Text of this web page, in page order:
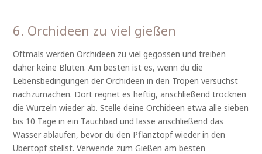
6. Orchideen zu viel gießen
Oftmals werden Orchideen zu viel gegossen und treiben
daher keine Blüten. Am besten ist es, wenn du die
Lebensbedingungen der Orchideen in den Tropen versuchst
nachzumachen. Dort regnet es heftig, anschließend trocknen
die Wurzeln wieder ab. Stelle deine Orchideen etwa alle sieben
bis 10 Tage in ein Tauchbad und lasse anschließend das
Wasser ablaufen, bevor du den Pflanztopf wieder in den
Übertopf stellst. Verwende zum Gießen am besten